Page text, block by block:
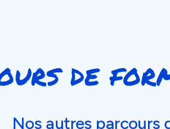
de
Nos autres parcours